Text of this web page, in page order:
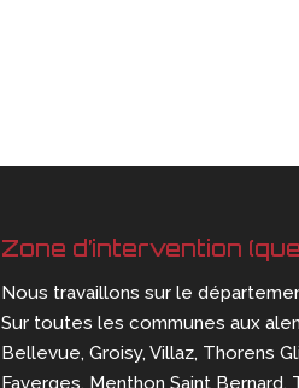
Zone d’intervention
Nous travaillons sur le
Sur toutes les communes aux
Bellevue, Groisy, Villaz, Thorens
Faverges, Menthon Saint Bernard,